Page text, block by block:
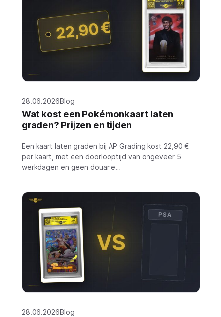
28.06.2026Blog
Wat kost een Pokémonkaart laten
graden? Prijzen en tijden
Een kaart laten graden bij AP Grading kost 22,90 €
per kaart, met een doorlooptijd van ongeveer 5
werkdagen en geen douane…
28.06.2026Blog